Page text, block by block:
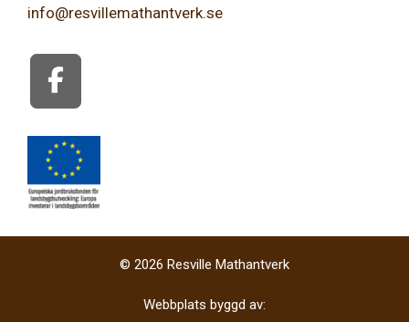
info@resvillemathantverk.se
© 2026 Resville Mathantverk
Webbplats byggd av: